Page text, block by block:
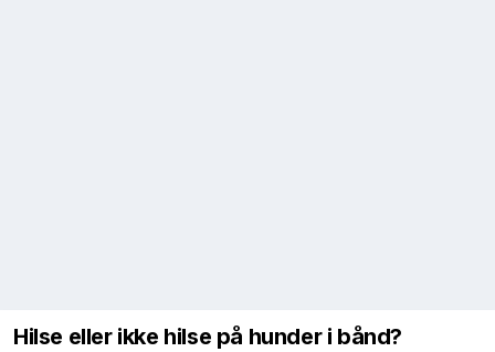
Hilse eller ikke hilse på hunder i bånd?